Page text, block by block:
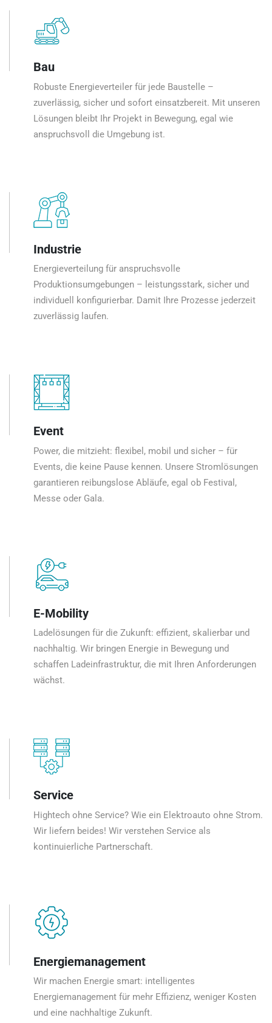
Bau
Robuste Energieverteiler für jede Baustelle –
zuverlässig, sicher und sofort einsatzbereit. Mit unseren
Lösungen bleibt Ihr Projekt in Bewegung, egal wie
anspruchsvoll die Umgebung ist.
Industrie
Energieverteilung für anspruchsvolle
Produktionsumgebungen – leistungsstark, sicher und
individuell konfigurierbar. Damit Ihre Prozesse jederzeit
zuverlässig laufen.
Event
Power, die mitzieht: flexibel, mobil und sicher – für
Events, die keine Pause kennen. Unsere Stromlösungen
garantieren reibungslose Abläufe, egal ob Festival,
Messe oder Gala.
E-Mobility
Ladelösungen für die Zukunft: effizient, skalierbar und
nachhaltig. Wir bringen Energie in Bewegung und
schaffen Ladeinfrastruktur, die mit Ihren Anforderungen
wächst.
Service
Hightech ohne Service? Wie ein Elektroauto ohne Strom.
Wir liefern beides! Wir verstehen Service als
kontinuierliche Partnerschaft.
Energiemanagement
Wir machen Energie smart: intelligentes
Energiemanagement für mehr Effizienz, weniger Kosten
und eine nachhaltige Zukunft.